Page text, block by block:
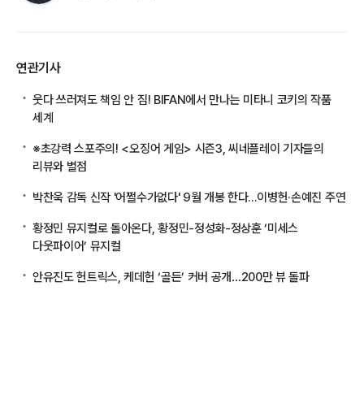
연관기사
웃다 쓰러져도 책임 안 짐! BIFAN에서 만나는 미타니 코키의 작품
세계
※초강력 스포주의! <오징어 게임> 시즌3, 씨네플레이 기자들의
리뷰와 별점
박찬욱 감독 신작 '어쩔수가없다' 9월 개봉 한다...이병헌·손예진 주연
황정민 뮤지컬로 돌아온다, 황정민-정성화-정상훈 ‘미세스
다웃파이어’ 뮤지컬
안유진도 헌트릭스, 케데헌 ‘골든’ 커버 공개…200만 뷰 돌파